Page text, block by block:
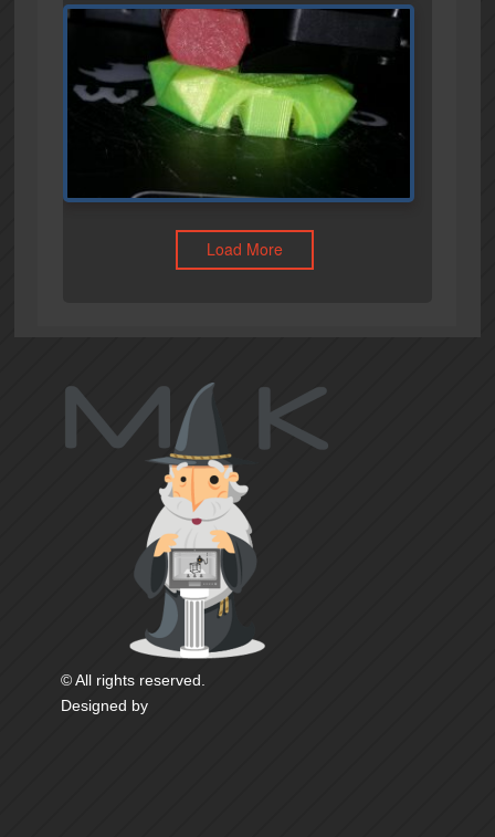
Load More
© All rights reserved.
Designed by